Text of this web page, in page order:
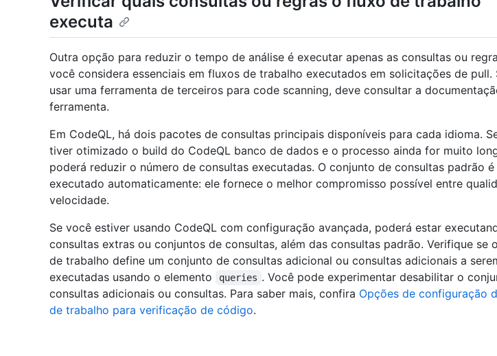
executa
Outra opção para reduzir o tempo de análise é executar apenas as consultas ou
você considera essenciais em fluxos de trabalho executados em solicitações de pull.
usar uma ferramenta de terceiros para code scanning, deve consultar a
ferramenta.
Em CodeQL, há dois pacotes de consultas principais disponíveis para cada idioma.
tiver otimizado o build do CodeQL banco de dados e o processo ainda for muito
poderá reduzir o número de consultas executadas. O conjunto de consultas padrão é
executado automaticamente: ele fornece o melhor compromisso possível entre
velocidade.
Se você estiver usando CodeQL com configuração avançada, poderá estar
consultas extras ou conjuntos de consultas, além das consultas padrão. Verifique se
de trabalho define um conjunto de consultas adicional ou consultas adicionais a
executadas usando o elemento
queries . Você pode experimentar desabilitar o
consultas adicionais ou consultas. Para saber mais, confira Opções de configuração
de trabalho para verificação de código.